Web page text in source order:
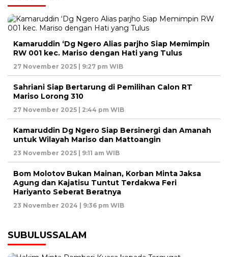
Kamaruddin ‘Dg Ngero Alias parjho Siap Memimpin
RW 001 kec. Mariso dengan Hati yang Tulus
27 November 2025 | 9:27 pm WIB
Sahriani Siap Bertarung di Pemilihan Calon RT
Mariso Lorong 310
27 November 2025 | 2:44 pm WIB
Kamaruddin Dg Ngero Siap Bersinergi dan Amanah
untuk Wilayah Mariso dan Mattoangin
23 November 2025 | 9:11 am WIB
Bom Molotov Bukan Mainan, Korban Minta Jaksa
Agung dan Kajatisu Tuntut Terdakwa Feri
Hariyanto Seberat Beratnya
23 November 2024 | 9:36 pm WIB
SUBULUSSALAM